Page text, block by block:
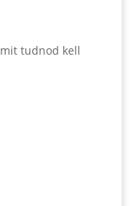
tudnod kell